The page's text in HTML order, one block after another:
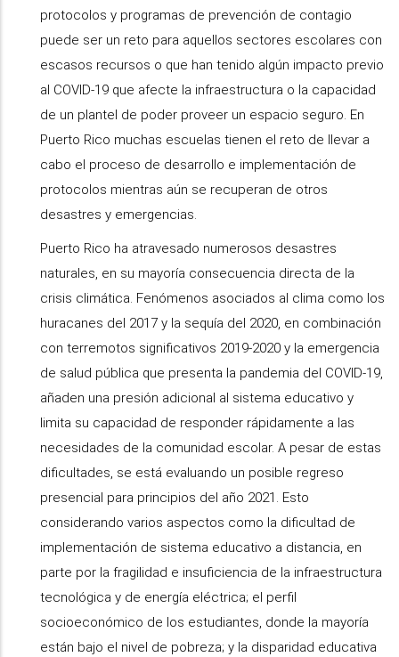
protocolos y programas de prevención de contagio
puede ser un reto para aquellos sectores escolares con
escasos recursos o que han tenido algún impacto previo
al COVID-19 que afecte la infraestructura o la capacidad
de un plantel de poder proveer un espacio seguro. En
Puerto Rico muchas escuelas tienen el reto de llevar a
cabo el proceso de desarrollo e implementación de
protocolos mientras aún se recuperan de otros
desastres y emergencias.
Puerto Rico ha atravesado numerosos desastres
naturales, en su mayoría consecuencia directa de la
crisis climática. Fenómenos asociados al clima como los
huracanes del 2017 y la sequía del 2020, en combinación
con terremotos significativos 2019-2020 y la emergencia
de salud pública que presenta la pandemia del COVID-19,
añaden una presión adicional al sistema educativo y
limita su capacidad de responder rápidamente a las
necesidades de la comunidad escolar. A pesar de estas
dificultades, se está evaluando un posible regreso
presencial para principios del año 2021. Esto
considerando varios aspectos como la dificultad de
implementación de sistema educativo a distancia, en
parte por la fragilidad e insuficiencia de la infraestructura
tecnológica y de energía eléctrica; el perfil
socioeconómico de los estudiantes, donde la mayoría
están bajo el nivel de pobreza; y la disparidad educativa